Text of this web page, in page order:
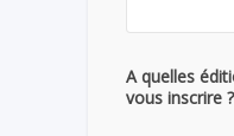
A quelles
vous inscrire ?